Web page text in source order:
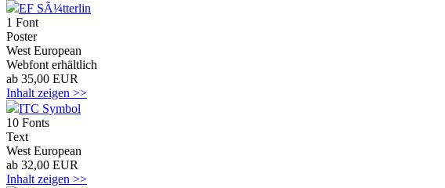
EF SÃ¼tterlin
1 Font
Poster
West European
Webfont erhältlich
ab 35,00 EUR
Inhalt zeigen >>
ITC Symbol
10 Fonts
Text
West European
ab 32,00 EUR
Inhalt zeigen >>